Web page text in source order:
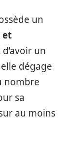
un
et
un
dégage
nombre
sa
au moins